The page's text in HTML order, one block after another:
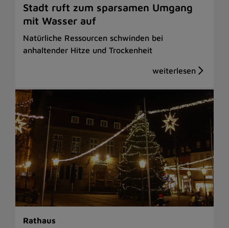
Stadt ruft zum sparsamen Umgang
mit Wasser auf
Natürliche Ressourcen schwinden bei
anhaltender Hitze und Trockenheit
Rathaus